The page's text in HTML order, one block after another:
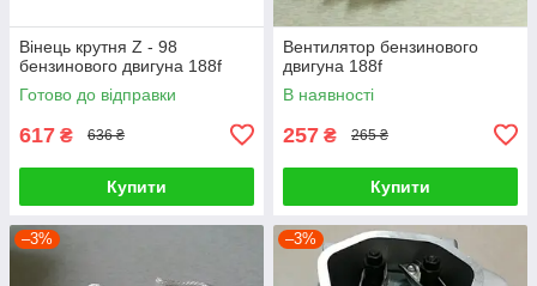
Вінець крутня Z - 98
бензинового двигуна 188f
Готово до відправки
617 ₴ 636 ₴
Купити
Вентилятор бензинового
двигуна 188f
В наявності
257 ₴ 265 ₴
Купити
–3% –3%